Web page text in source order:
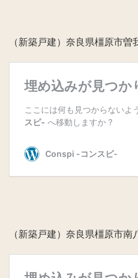
（新築戸建）奈良県橿原市
（新築戸建）奈良県橿原市